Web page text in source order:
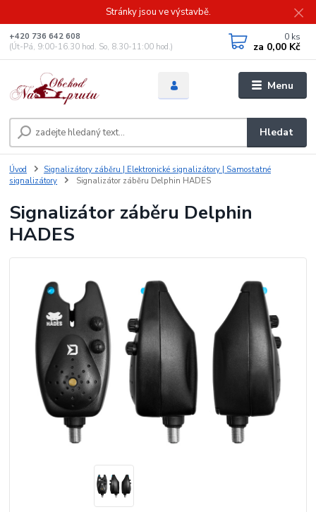
Stránky jsou ve výstavbě.
Menu
Hledat
+420 736 642 608
(Út-Pá, 9:00-16.30 hod. So, 8.30-11:00 hod.)
0 ks
za 0,00 Kč
Úvod
Signalizátory záběru | Elektronické signalizátory | Samostatné
signalizátory
Signalizátor záběru Delphin HADES
Signalizátor záběru Delphin
HADES